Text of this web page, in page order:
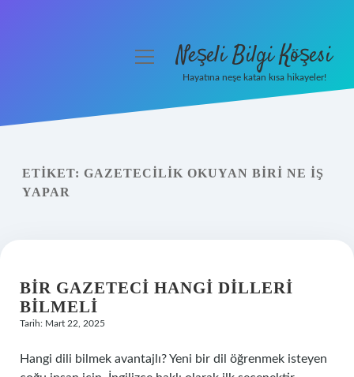
Yasal Uyarı
menüyüNeşeli Bilgi Köşesi
Hayatına neşe katan kısa hikayeler!
ETIKET: GAZETECILIK OKUYAN BIRI NE IŞ
YAPAR
BIR GAZETECI HANGI DILLERI
BILMELI
Tarih: Mart 22, 2025
Hangi dili bilmek avantajlı? Yeni bir dil öğrenmek isteyen